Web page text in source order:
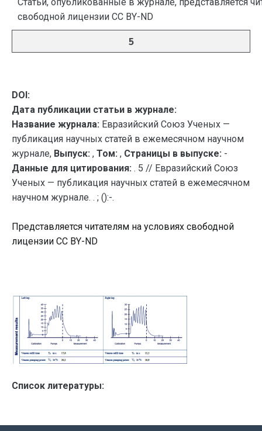
свободной лицензии CC BY-ND
5
DOI:
Дата публикации статьи в журнале:
Название журнала: Евразийский Союз Ученых —
публикация научных статей в ежемесячном научном
журнале, Выпуск: , Том: , Страницы в выпуске: -
Данные для цитирования: . 5 // Евразийский Союз
Ученых — публикация научных статей в ежемесячном
научном журнале. . ; ():-.
Представляется читателям на условиях свободной
лицензии CC BY-ND
Список литературы: